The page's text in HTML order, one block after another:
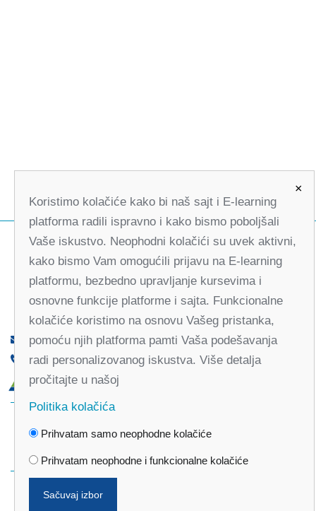
office@partners-serbia.org
(+381 11) 32 31 551, (+381 11) 32 31 552
Kralja Milana 10, 11000 Beograd, Srbija
Politika privatnosti
×
Koristimo kolačiće kako bi naš sajt i E-learning
platforma radili ispravno i kako bismo poboljšali
Vaše iskustvo. Neophodni kolačići su uvek aktivni,
kako bismo Vam omogućili prijavu na E-learning
platformu, bezbedno upravljanje kursevima i
osnovne funkcije platforme i sajta. Funkcionalne
kolačiće koristimo na osnovu Vašeg pristanka,
pomoću njih platforma pamti Vaša podešavanja
radi personalizovanog iskustva. Više detalja
pročitajte u našoj
Politika kolačića
Prihvatam samo neophodne kolačiće
Prihvatam neophodne i funkcionalne kolačiće
Sačuvaj izbor